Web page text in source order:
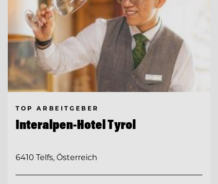
TOP ARBEITGEBER
Interalpen-Hotel Tyrol
6410 Telfs, Österreich